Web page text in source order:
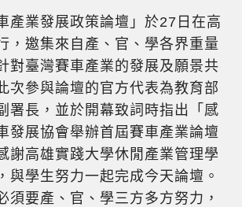
產業發展政策論壇」於27日在高
，邀集來自產、官、學各界重量
對臺灣賽車產業的發展及願景共
次參與論壇的官方代表為教育部
署長，並於開幕致詞時指出「感
發展協會舉辦首屆賽車產業論壇
謝高雄實踐大學休閒產業管理學
與學生努力一起完成今天論壇。
須要產、官、學三方多方努力，